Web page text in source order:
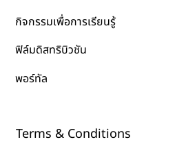
Terms & Conditions
กิจกรรมเพื่อการเรียนรู้
ฟิล์มดิสทริบิวชัน
พอร์ทัล